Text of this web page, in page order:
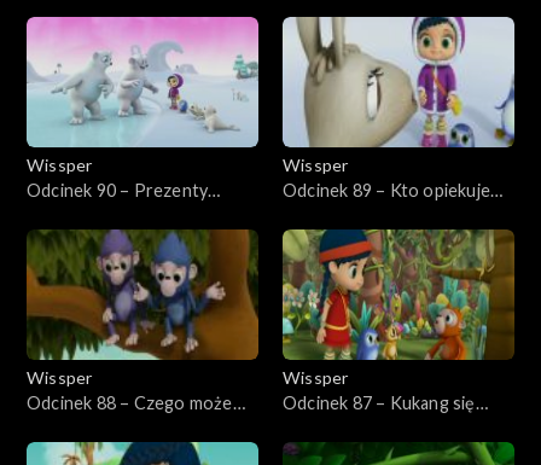
Wissper
Odcinek 90 – Prezenty
Wissper
Odcinek 89 – Kto opiekuje
Wissper
Odcinek 88 – Czego może
Wissper
Odcinek 87 – Kukang się